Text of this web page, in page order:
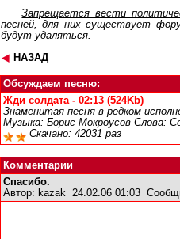
Запрещается вести
песней, для них существует
будут удаляться.
НАЗАД
Обсуждаем песню:
Жди солдата - 02:13 (524Kb)
Знаменитая песня в редком
Музыка: Борис Мокроусов Слова:
Скачано: 42031 раз
Комментарии
Спасибо.
Автор: kazak 24.02.06 01:03